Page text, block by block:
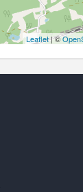
Leaflet| ©